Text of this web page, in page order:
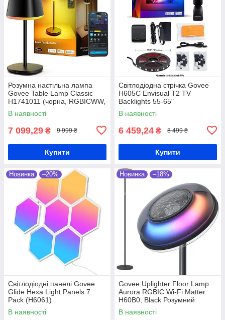
Розумна настільна лампа
Govee Table Lamp Classic
H1741011 (чорна, RGBICWW,
500 лм)
В наявності
7 099,29 ₴ 9 999 ₴
Купити
Світлодіодна стрічка Govee
H605C Envisual T2 TV
Backlights 55-65"
В наявності
6 459,24 ₴ 8 499 ₴
Купити
Новинка –20%
Світлодіодні панелі Govee
Glide Hexa Light Panels 7
Pack (H6061)
В наявності
Новинка –18%
Govee Uplighter Floor Lamp
Aurora RGBIC Wi-Fi Matter
H60B0, Black Розумний
торшер
В наявності